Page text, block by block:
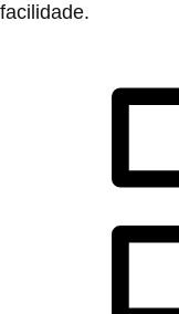
facilidade.